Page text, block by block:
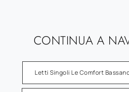
CONTINUA A
Letti Singoli Le Comfort